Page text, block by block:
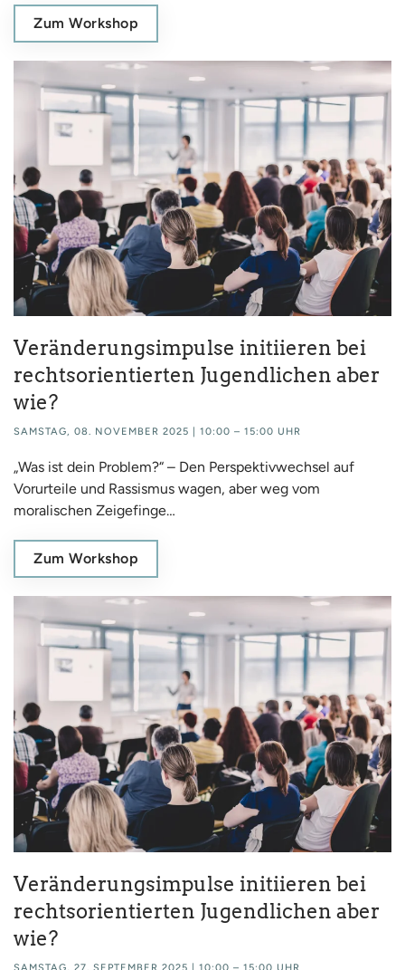
Zum Workshop
Veränderungsimpulse initiieren bei
rechtsorientierten Jugendlichen aber
wie?
SAMSTAG, 08. NOVEMBER 2025 | 10:00 – 15:00 UHR
„Was ist dein Problem?“ – Den Perspektivwechsel auf
Vorurteile und Rassismus wagen, aber weg vom
moralischen Zeigefinge…
Zum Workshop
Veränderungsimpulse initiieren bei
rechtsorientierten Jugendlichen aber
wie?
SAMSTAG, 27. SEPTEMBER 2025 | 10:00 – 15:00 UHR